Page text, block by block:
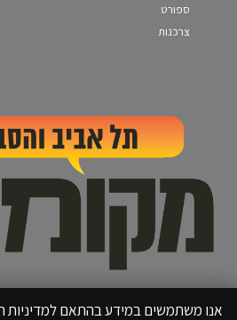
ספורט
צרכנות
אנו משתמשים במידע בהתאם למדיניות